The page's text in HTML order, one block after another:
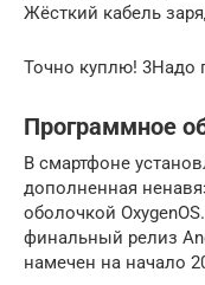
Жёсткий кабель
Точно куплю! 3Надо
Программное
В смартфоне
дополненная
оболочкой
финальный релиз
намечен на начало